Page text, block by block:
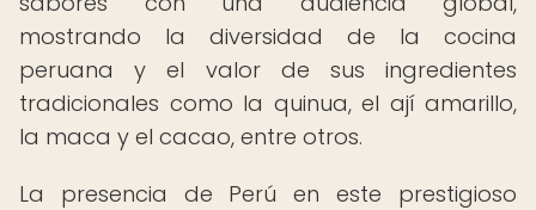
mostrando la diversidad de la cocina
peruana y el valor de sus ingredientes
tradicionales como la quinua, el ají amarillo,
la maca y el cacao, entre otros.
La presencia de Perú en este prestigioso